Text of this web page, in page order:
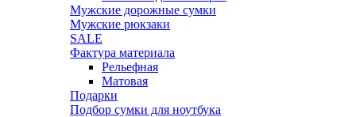
Мужские дорожные сумки
Мужские рюкзаки
SALE
Фактура материала
Рельефная
Матовая
Подарки
Подбор сумки для ноутбука